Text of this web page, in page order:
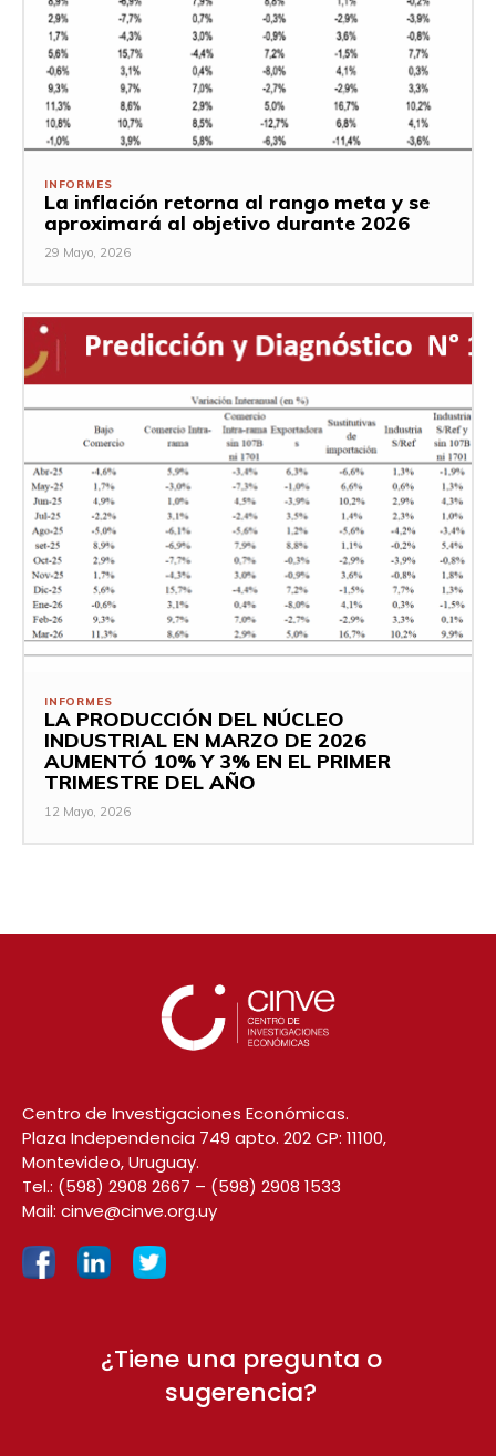
INFORMES
La inflación retorna al rango meta y se
aproximará al objetivo durante 2026
29 Mayo, 2026
INFORMES
LA PRODUCCIÓN DEL NÚCLEO
INDUSTRIAL EN MARZO DE 2026
AUMENTÓ 10% Y 3% EN EL PRIMER
TRIMESTRE DEL AÑO
12 Mayo, 2026
Centro de Investigaciones Económicas.
Plaza Independencia 749 apto. 202 CP: 11100,
Montevideo, Uruguay.
Tel.: (598) 2908 2667 – (598) 2908 1533
Mail: cinve@cinve.org.uy
¿Tiene una pregunta o
sugerencia?